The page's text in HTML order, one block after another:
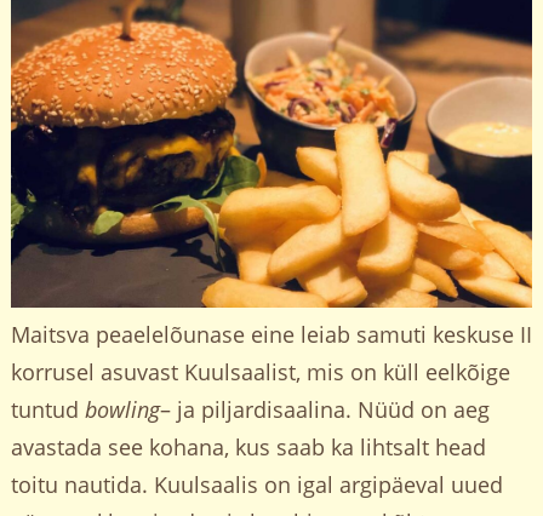
Maitsva peaelelõunase eine leiab samuti keskuse II
korrusel asuvast Kuulsaalist, mis on küll eelkõige
tuntud bowling– ja piljardisaalina. Nüüd on aeg
avastada see kohana, kus saab ka lihtsalt head
toitu nautida. Kuulsaalis on igal argipäeval uued